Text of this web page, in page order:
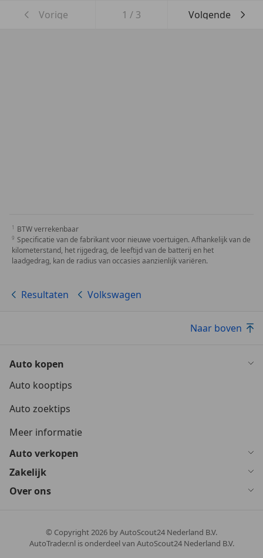
Vorige 1 / 3 Volgende
BTW verrekenbaar
Specificatie van de fabrikant voor nieuwe voertuigen. Afhankelijk van de
kilometerstand, het rijgedrag, de leeftijd van de batterij en het
laadgedrag, kan de radius van occasies aanzienlijk variëren.
Resultaten Volkswagen
Naar boven
Auto kopen
Auto kooptips
Auto zoektips
Meer informatie
Auto verkopen
Zakelijk
Over ons
© Copyright2026 by AutoScout24 Nederland B.V.
AutoTrader.nl is onderdeel van AutoScout24 Nederland B.V.